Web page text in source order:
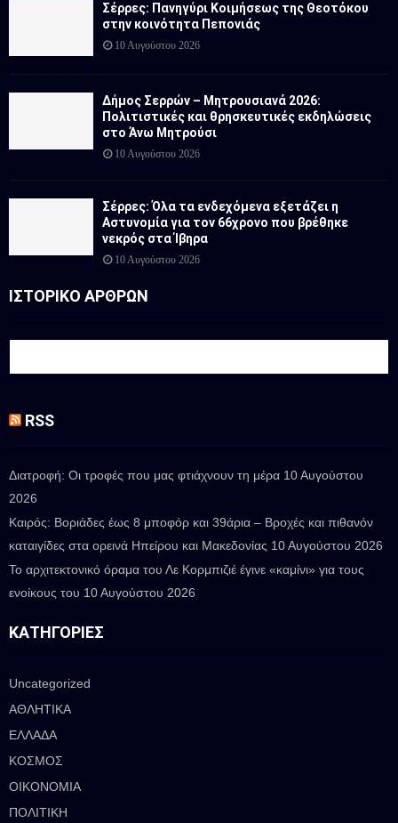
Σέρρες: Πανηγύρι Κοιμήσεως της Θεοτόκου
στην κοινότητα Πεπονιάς
10 Αυγούστου 2026
Δήμος Σερρών – Μητρουσιανά 2026:
Πολιτιστικές και θρησκευτικές εκδηλώσεις
στο Άνω Μητρούσι
10 Αυγούστου 2026
Σέρρες: Όλα τα ενδεχόμενα εξετάζει η
Αστυνομία για τον 66χρονο που βρέθηκε
νεκρός στα Ίβηρα
10 Αυγούστου 2026
ΙΣΤΟΡΙΚΟ ΑΡΘΡΩΝ
RSS
Διατροφή: Οι τροφές που μας φτιάχνουν τη μέρα 10 Αυγούστου
2026
Καιρός: Βοριάδες έως 8 μποφόρ και 39άρια – Βροχές και πιθανόν
καταιγίδες στα ορεινά Ηπείρου και Μακεδονίας 10 Αυγούστου 2026
Το αρχιτεκτονικό όραμα του Λε Κορμπιζιέ έγινε «καμίνι» για τους
ενοίκους του 10 Αυγούστου 2026
ΚΑΤΗΓΟΡΊΕΣ
Uncategorized
ΑΘΛΗΤΙΚΑ
ΕΛΛΑΔΑ
ΚΟΣΜΟΣ
ΟΙΚΟΝΟΜΙΑ
ΠΟΛΙΤΙΚΗ